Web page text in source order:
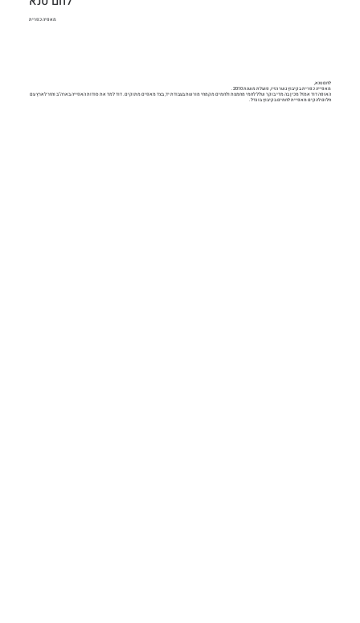
מאפיה כפרית
לחם טנא,
מאפייה כפרית בקיבוץ גשר הזיו, פועלת משנת 2010.
האופה דוד אמזל מכין בה מדי בוקר שלל לחמי מחמצת ולחמים מקמחי מורשת בעבודת יד, בצד מאפים מתוקים. דוד למד את סודות האפייה בארה"ב וחזר לארץ עם
חלום להקים מאפיית לחמים בקיבוץ בו גדל.